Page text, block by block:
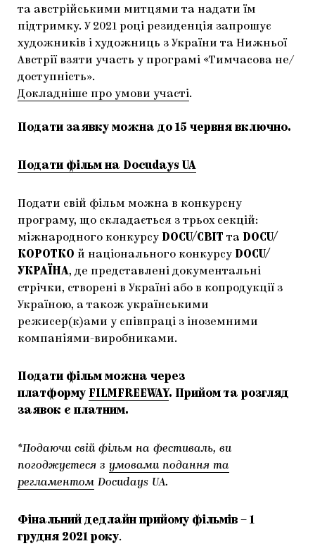
та австрійськими митцями та надати їм
підтримку. У 2021 році резиденція запрошує
художників і художниць з України та Нижньої
Австрії взяти участь у програмі «Тимчасова не/
доступність».
Докладніше про умови участі.
Подати заявку можна до 15 червня включно.
Подати фільм на Docudays UA
Подати свій фільм можна в конкурсну
програму, що складається з трьох секцій:
міжнародного конкурсу DOCU/СВІТ та DOCU/
КОРОТКО й національного конкурсу DOCU/
УКРАЇНА, де представлені документальні
стрічки, створені в Україні або в копродукції з
Україною, а також українськими
режисер(к)ами у співпраці з іноземними
компаніями-виробниками.
Подати фільм можна через
платформу FILMFREEWAY. Прийом та розгляд
заявок є платним.
*Подаючи свій фільм на фестиваль, ви
погоджуєтеся з умовами подання та
регламентом Docudays UA.
Фінальний дедлайн прийому фільмів – 1
грудня 2021 року.